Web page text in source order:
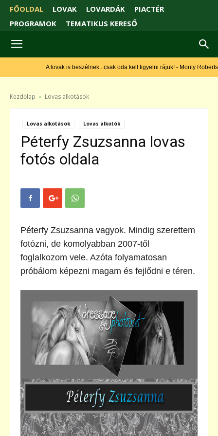
FŐOLDAL LOVAK LOVARDÁK
PIACTÉR
PROGRAMOK
TEMATIKUS KERESŐ
A lovak is beszélnek...csak oda kell figyelni rájuk! - Monty Roberts
Kezdőlap Lovas alkotások
Lovas alkotások Lovas alkotók
Péterfy Zsuzsanna lovas
fotós oldala
Péterfy Zsuzsanna vagyok. Mindig szerettem
fotózni, de komolyabban 2007-től
foglalkozom vele. Azóta folyamatosan
próbálom képezni magam és fejlődni e téren.